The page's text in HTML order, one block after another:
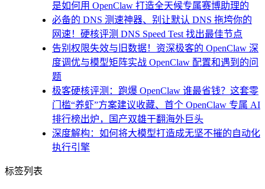
是如何用 OpenClaw 打造全天候专属赛博助理的
必备的 DNS 测速神器、别让默认 DNS 拖垮你的
网速！硬核评测 DNS Speed Test 找出最佳节点
告别权限失效与旧数据！资深极客的 OpenClaw 深
度调优与模型矩阵实战 OpenClaw 配置和遇到的问
题
极客硬核评测：跑爆 OpenClaw 谁最省钱？这套零
门槛“养虾”方案建议收藏、首个 OpenClaw 专属 AI
排行榜出炉，国产双雄干翻海外巨头
深度解构：如何将大模型打造成无坚不摧的自动化
执行引擎
标签列表